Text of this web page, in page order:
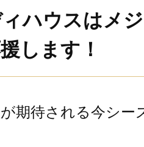
ハウスはメ
します！
期待される今シー